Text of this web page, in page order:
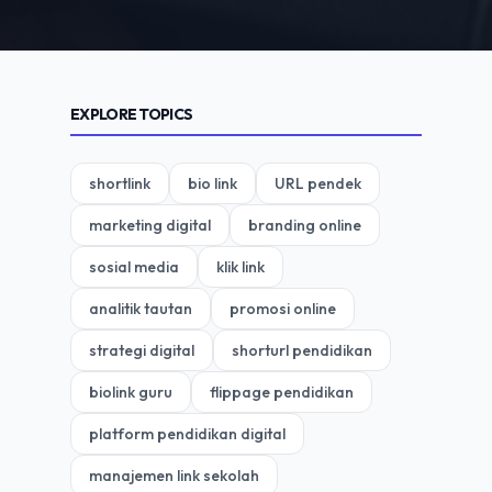
EXPLORE TOPICS
shortlink bio link URL pendek
marketing digital branding online
sosial media klik link
analitik tautan promosi online
strategi digital shorturl pendidikan
biolink guru flippage pendidikan
platform pendidikan digital
manajemen link sekolah